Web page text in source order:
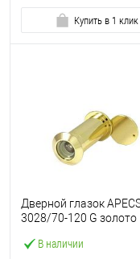
Купить в 1 клик
В наличии
Дверной глазок
3028/70-120 G золото